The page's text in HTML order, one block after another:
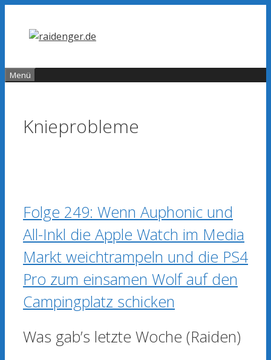
Inhalt
springen
Menü
Knieprobleme
Folge 249: Wenn Auphonic und
All-Inkl die Apple Watch im Media
Markt weichtrampeln und die PS4
Pro zum einsamen Wolf auf den
Campingplatz schicken
Was gab’s letzte Woche (Raiden)